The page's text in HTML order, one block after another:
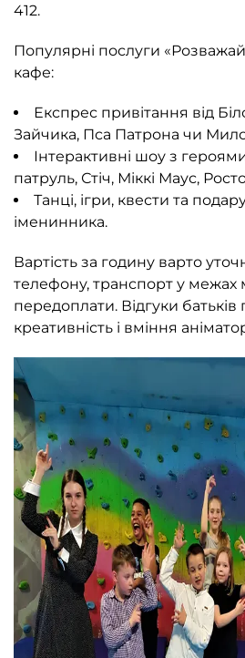
412.
Популярні послуги
кафе:
Експрес привітання від
Зайчика, Пса Патрона чи
Інтерактивні шоу з
патруль, Стіч, Міккі Маус,
Танці, ігри, квести та
іменинника.
Вартість за годину варто
телефону, транспорт у межах
передоплати. Відгуки
креативність і вміння